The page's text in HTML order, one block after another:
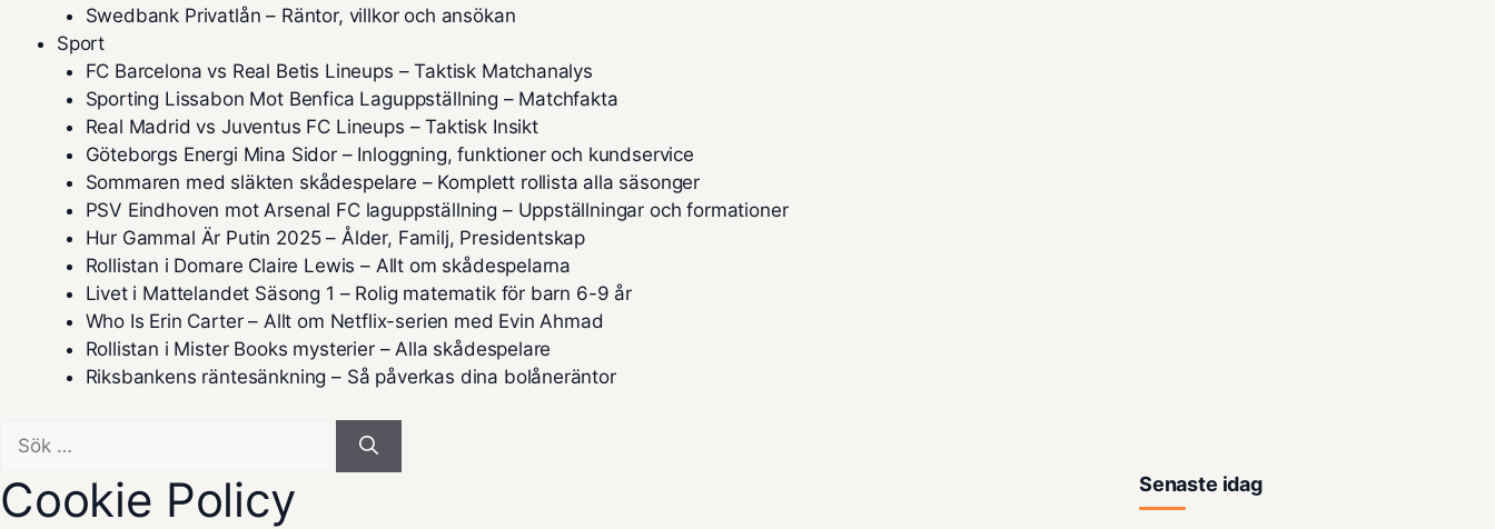
Swedbank Privatlån – Räntor, villkor och ansökan
Sport
FC Barcelona vs Real Betis Lineups – Taktisk Matchanalys
Sporting Lissabon Mot Benfica Laguppställning – Matchfakta
Real Madrid vs Juventus FC Lineups – Taktisk Insikt
Göteborgs Energi Mina Sidor – Inloggning, funktioner och kundservice
Sommaren med släkten skådespelare – Komplett rollista alla säsonger
PSV Eindhoven mot Arsenal FC laguppställning – Uppställningar och formationer
Hur Gammal Är Putin 2025 – Ålder, Familj, Presidentskap
Rollistan i Domare Claire Lewis – Allt om skådespelarna
Livet i Mattelandet Säsong 1 – Rolig matematik för barn 6-9 år
Who Is Erin Carter – Allt om Netflix-serien med Evin Ahmad
Rollistan i Mister Books mysterier – Alla skådespelare
Riksbankens räntesänkning – Så påverkas dina bolåneräntor
efter:
Cookie Policy Senaste idag